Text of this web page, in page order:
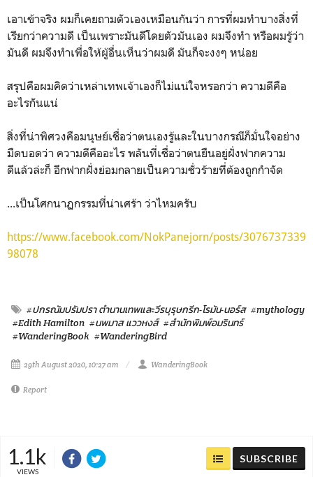
เอาเข้าจริง ผมก็เคยถามตัวเองเหมือนกันว่า การที่ผมทำบางสิ่งที่
เรียกว่าความดี เป็นเพราะมันดีโดยตัวมันเอง ผมจึงทำ หรือผมรู้ว่า
มันดี ผมจึงทำเพื่อให้ผู้อื่นเห็นว่าผมดี มันก็จะงงๆ หน่อย
สรุปคือผมคิดว่าเหล่าเทพเจ้าเองก็ไม่แน่ใจหรอกว่า ความดีคือ
อะไรกันแน่
สิ่งที่น่าพิศวงคือมนุษย์เชื่อว่าตนเองรู้และในบางกรณีก็มั่นใจอย่าง
มืดบอดว่า ความดีคืออะไร พลันที่เชื่อว่าตนยืนอยู่ฝั่งฟากความ
ดีแล้วล่ะก็ อีกฟากฝั่งย่อมกลายเป็นความชั่วร้ายที่ต้องถูกกำจัด
...เป็นโศกนาฏกรรมที่น่าเศร้า ว่าไหมครับ
https://www.facebook.com/NokPanejorn/posts/3076737339
98078
#ปกรณัมปรัมปรา ตำนานเทพและวีรบุรุษกรีก-โรมัน-นอร์ส #mythology
#Edith Hamilton #นพมาส แววหงส์ #สำนักพิมพ์อมรินทร์
#WanderingBook #WanderingBird
29th August 2020, 10:27 am WanderingBook
Report
1.1k
VIEWS
SUBSCRIBE